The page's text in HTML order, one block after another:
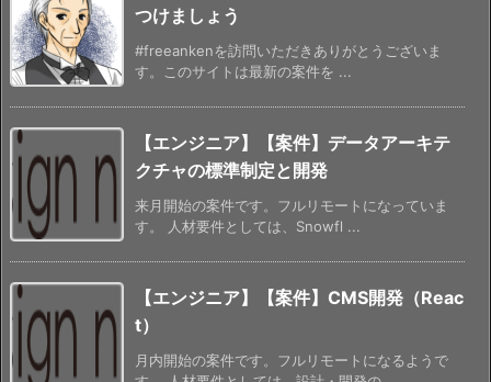
つけましょう
#freeankenを訪問いただきありがとうございま
す。このサイトは最新の案件を ...
【エンジニア】【案件】データアーキテ
クチャの標準制定と開発
来月開始の案件です。フルリモートになっていま
す。 人材要件としては、Snowfl ...
【エンジニア】【案件】CMS開発（Reac
t）
月内開始の案件です。フルリモートになるようで